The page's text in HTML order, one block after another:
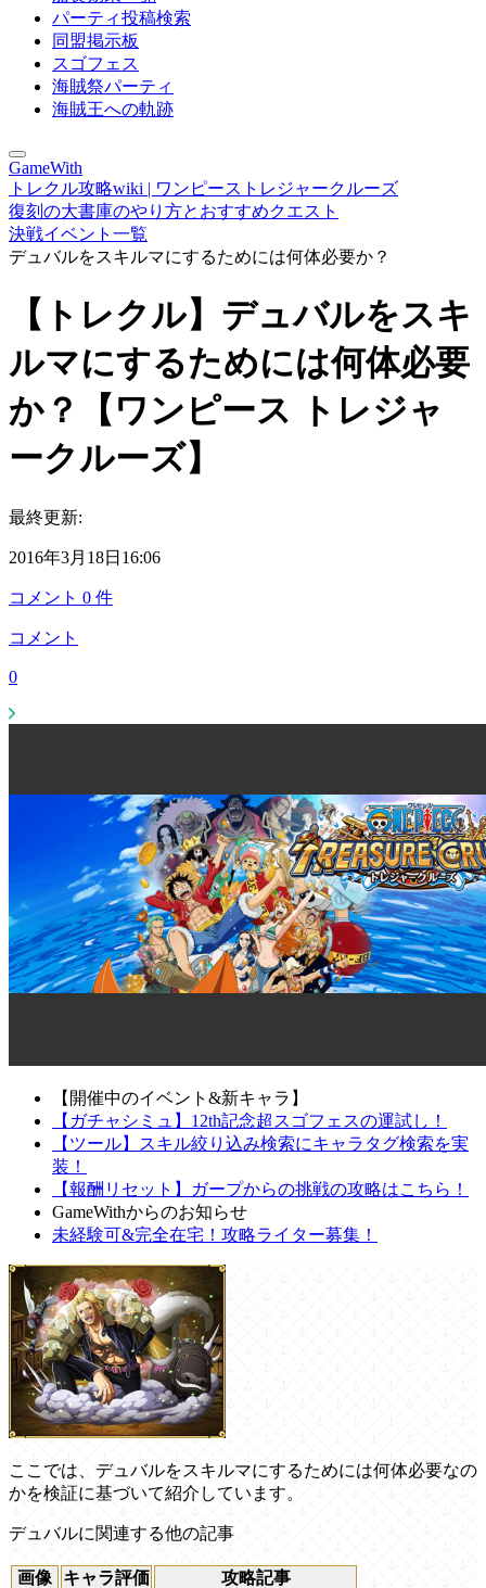
パーティ投稿検索
同盟掲示板
スゴフェス
海賊祭パーティ
海賊王への軌跡
GameWith
トレクル攻略wiki | ワンピーストレジャークルーズ
復刻の大書庫のやり方とおすすめクエスト
決戦イベント一覧
デュバルをスキルマにするためには何体必要か？
【トレクル】デュバルをスキ
ルマにするためには何体必要
か？【ワンピース トレジャ
ークルーズ】
最終更新:
2016年3月18日16:06
コメント 0 件
コメント
0
【開催中のイベント&新キャラ】
【ガチャシミュ】12th記念超スゴフェスの運試し！
【ツール】スキル絞り込み検索にキャラタグ検索を実
装！
【報酬リセット】ガープからの挑戦の攻略はこちら！
GameWithからのお知らせ
未経験可&完全在宅！攻略ライター募集！
ここでは、デュバルをスキルマにするためには何体必要なの
かを検証に基づいて紹介しています。
デュバルに関連する他の記事
画像 キャラ評価 攻略記事